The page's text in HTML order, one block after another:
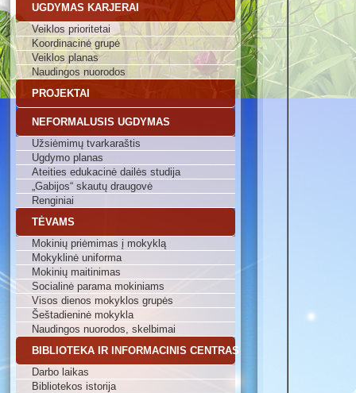
UGDYMAS KARJERAI
Veiklos prioritetai
Koordinacinė grupė
Veiklos planas
Naudingos nuorodos
PROJEKTAI
NEFORMALUSIS UGDYMAS
Užsiėmimų tvarkaraštis
Ugdymo planas
Ateities edukacinė dailės studija
„Gabijos“ skautų draugovė
Renginiai
TĖVAMS
Mokinių priėmimas į mokyklą
Mokyklinė uniforma
Mokinių maitinimas
Socialinė parama mokiniams
Visos dienos mokyklos grupės
Šeštadieninė mokykla
Naudingos nuorodos, skelbimai
BIBLIOTEKA IR INFORMACINIS CENTRAS
Darbo laikas
Bibliotekos istorija